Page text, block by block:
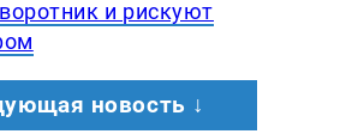
и рискуют
новость ↓